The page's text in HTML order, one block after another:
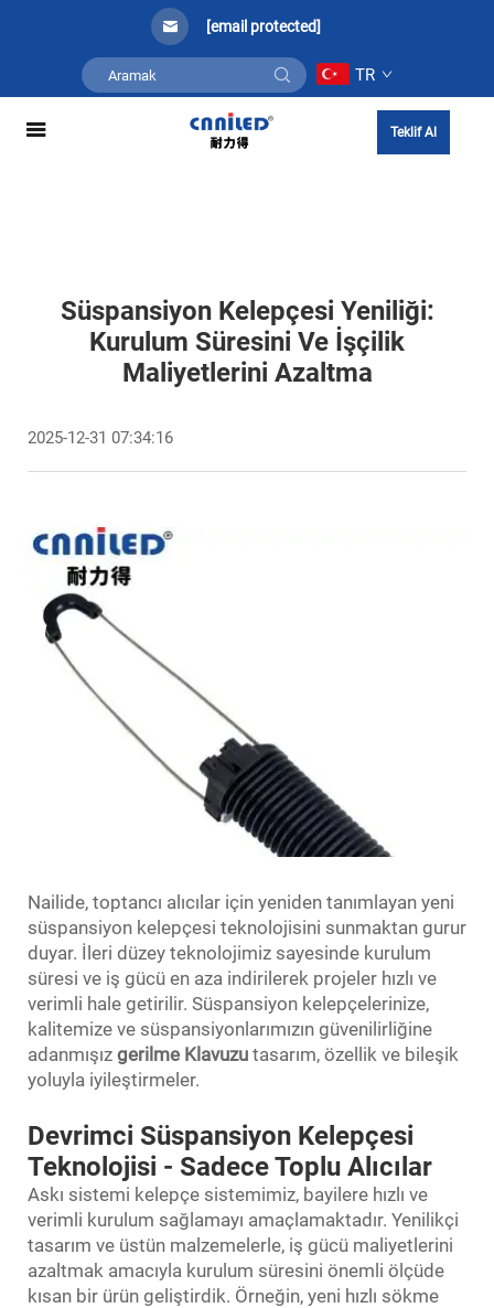
[email protected]
TR
Teklif Al
Süspansiyon Kelepçesi Yeniliği:
Kurulum Süresini Ve İşçilik
Maliyetlerini Azaltma
2025-12-31 07:34:16
Nailide, toptancı alıcılar için yeniden tanımlayan yeni
süspansiyon kelepçesi teknolojisini sunmaktan gurur
duyar. İleri düzey teknolojimiz sayesinde kurulum
süresi ve iş gücü en aza indirilerek projeler hızlı ve
verimli hale getirilir. Süspansiyon kelepçelerinize,
kalitemize ve süspansiyonlarımızın güvenilirliğine
adanmışız gerilme Klavuzu tasarım, özellik ve bileşik
yoluyla iyileştirmeler.
Devrimci Süspansiyon Kelepçesi
Teknolojisi - Sadece Toplu Alıcılar
Askı sistemi kelepçe sistemimiz, bayilere hızlı ve
verimli kurulum sağlamayı amaçlamaktadır. Yenilikçi
tasarım ve üstün malzemelerle, iş gücü maliyetlerini
azaltmak amacıyla kurulum süresini önemli ölçüde
kısan bir ürün geliştirdik. Örneğin, yeni hızlı sökme